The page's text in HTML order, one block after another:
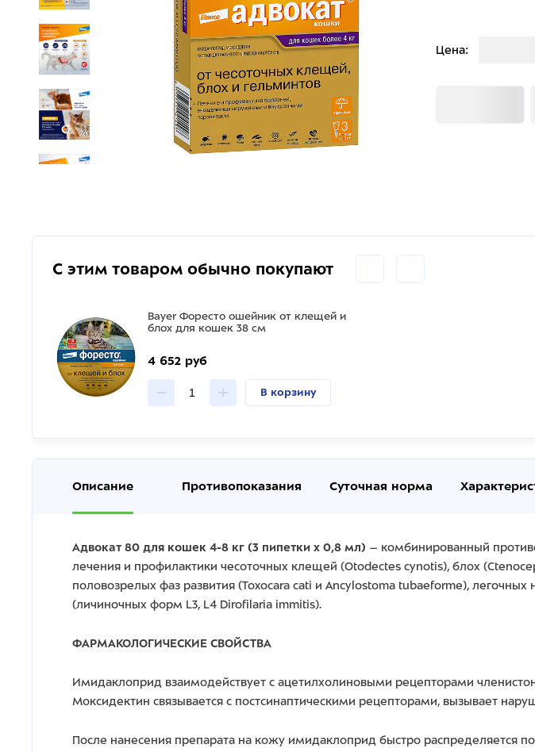
Цена:
С этим товаром обычно покупают
Bayer Форесто ошейник от клещей и
блох для кошек 38 см
4 652 руб
В корзину
Описание Противопоказания Суточная норма
Адвокат 80 для кошек 4-8 кг (3 пипетки х 0,8 мл) – комбинированный
лечения и профилактики чесоточных клещей (Otodectes cynotis), блох
половозрелых фаз развития (Toxocara cati и Ancylostoma tubaeforme),
(личиночных форм L3, L4 Dirofilaria immitis).
ФАРМАКОЛОГИЧЕСКИЕ СВОЙСТВА
Имидаклоприд взаимодействует с ацетилхолиновыми рецепторами
Моксидектин связывается с постсинаптическими рецепторами, вызывает
После нанесения препарата на кожу имидаклоприд быстро распределяется